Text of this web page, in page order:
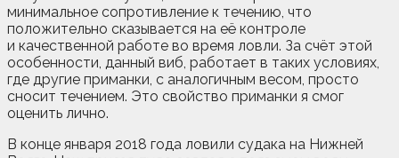
минимальное сопротивление к течению, что
положительно сказывается на её контроле
и качественной работе во время ловли. За счёт этой
особенности, данный виб, работает в таких условиях,
где другие приманки, с аналогичным весом, просто
сносит течением. Это свойство приманки я смог
оценить лично.
В конце января 2018 года ловили судака на Нижней